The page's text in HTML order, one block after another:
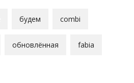
будем combi
обновлённая fabia